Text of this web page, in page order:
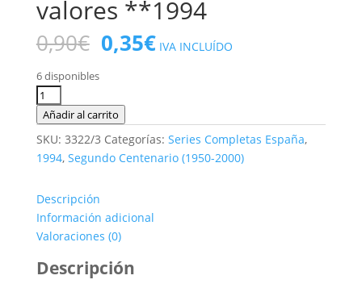
valores **1994
0,90€ El
precio
era:
0,90€.
0,35€El
precio
IVA INCLUÍDO
6 disponibles
Edifil
3322/3.
Públicos.
valores
**1994
cantidad
Añadir al carrito
SKU: 3322/3 Categorías: Series Completas España,
1994, Segundo Centenario (1950-2000)
Descripción
Información adicional
Valoraciones (0)
Descripción